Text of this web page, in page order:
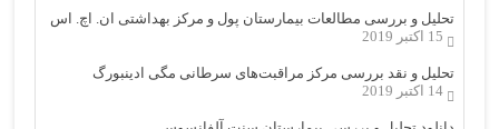
تحلیل و بررسی مطالعات بیمارستان پول و مرکز بهداشتی ان. اچ. اس
15 اکتبر 2019
تحلیل و نقد بررسی مرکز مراقبت‌های سرطانی مگی ادینبورگ
14 اکتبر 2019